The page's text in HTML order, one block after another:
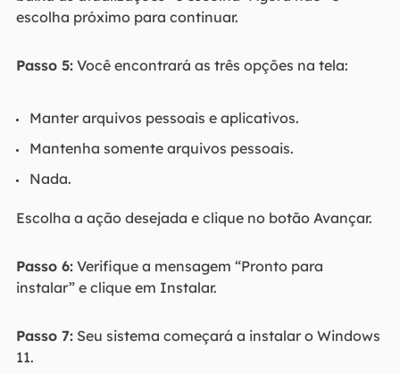
escolha próximo para continuar.
Passo 5:Você encontrará as três opções na tela:
Manter arquivos pessoais e aplicativos.
Mantenha somente arquivos pessoais.
Nada.
Escolha a ação desejada e clique no botão Avançar.
Passo 6:Verifique a mensagem “Pronto para
instalar” e clique em Instalar.
Passo 7:Seu sistema começará a instalar o Windows
11.